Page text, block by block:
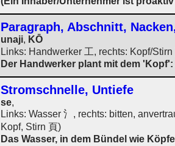
Paragraph, Abschnitt,
unaji, KŌ
Links: Handwerker 工, rechts: Kopf/Stirn
Der Handwerker plant mit dem
Stromschnelle, Untiefe
se,
Links: Wasser 氵, rechts: bitten,
Kopf, Stirn 頁)
Das Wasser, in dem Bündel wie